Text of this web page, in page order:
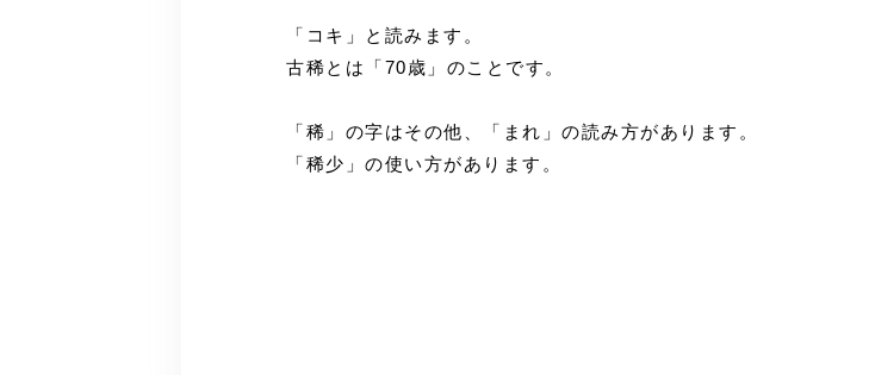
「コキ」と読みます。
古稀とは「70歳」のことです。
「稀」の字はその他、「まれ」の読み方があります。
「稀少」の使い方があります。